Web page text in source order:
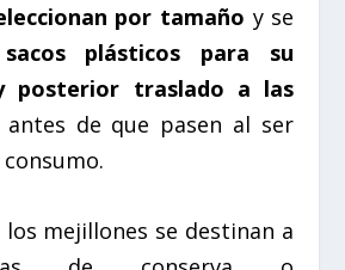
por tamaño y se
sacos plásticos para su
posterior traslado a las
de que pasen al ser
los mejillones se destinan a